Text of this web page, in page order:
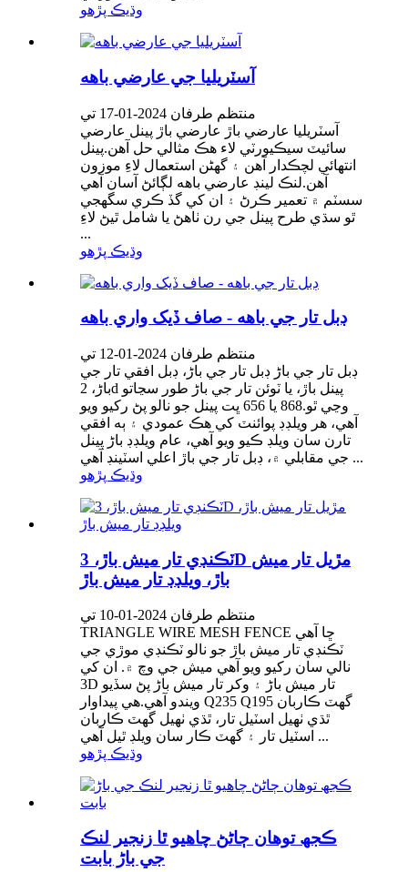
وڌيڪ پڙهو
آسٽريليا جي عارضي باهه
منتظم طرفان 2024-01-17 تي
آسٽريليا عارضي باڙ عارضي باڙ پينل عارضي
سائيٽ سيڪيورٽي لاء هڪ مثالي حل آهن.پينل
انتهائي لچڪدار آهن ۽ گهڻن استعمال لاءِ موزون
آهن.لنڪ لينڊ عارضي باهه لڳائڻ آسان آهي
سسٽم ۾ تعمير ڪرڻ ۽ ان کي گڏ ڪري سگهجي
ٿو سڌي طرح پينل جي رن ٺاهڻ يا شامل ٿيڻ لاءِ
...
وڌيڪ پڙهو
ڊبل تار جي باهه - صاف ڏيک واري باهه
منتظم طرفان 2024-01-12 تي
ڊبل تار جي باڑ ڊبل تار جي باڑ، ڊبل افقي تار جي
باڑ، 2d پينل باڙ، يا ٽوئن تار جي باڑ طور سڃاتو
وڃي ٿو.868 يا 656 ڀت پينل جو نالو پڻ رکيو ويو
آهي، هر ويلڊڊ پوائنٽ کي هڪ عمودي ۽ ٻه افقي
تارن سان ويلڊ ڪيو ويو آهي، عام ويلڊڊ باڑ پينل
جي مقابلي ۾، ڊبل تار جي باڙ اعلي اسٽينڊ آهي ...
وڌيڪ پڙهو
ٽڪنڊي تار ميش باڙ، 3D مڙيل تار ميش
باڙ، ويلڊڊ تار ميش باڙ
منتظم طرفان 2024-01-10 تي
TRIANGLE WIRE MESH FENCE ڇا آهي
ٽڪنڊي تار ميش باڙ جو نالو ٽڪنڊي موڙي جي
نالي سان رکيو ويو آهي ميش جي وچ ۾. ان کي
3D تار ميش باڑ ۽ وکر تار ميش باڑ پڻ سڏيو
ويندو آهي.هي پيداوار Q235 Q195 گهٽ ڪاربان
ٿڌي ٺهيل اسٽيل تار، ٿڌي ٺهيل گهٽ ڪاربان
اسٽيل تار ۽ گهٽ ڪار سان ويلڊ ٿيل آهي ...
وڌيڪ پڙهو
ڪجھ توھان ڄاڻڻ چاھيو ٿا زنجير لنڪ
جي باڑ بابت